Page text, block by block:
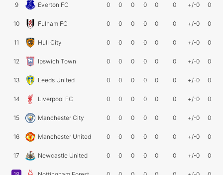
9 Everton FC 0 0 0 0 0 0 +/-0 0
10 Fulham FC 0 0 0 0 0 0 +/-0 0
11 Hull City 0 0 0 0 0 0 +/-0 0
12 Ipswich Town 0 0 0 0 0 0 +/-0 0
13 Leeds United 0 0 0 0 0 0 +/-0 0
14 Liverpool FC 0 0 0 0 0 0 +/-0 0
15 Manchester City 0 0 0 0 0 0 +/-0 0
16 Manchester United 0 0 0 0 0 0 +/-0 0
17 Newcastle United 0 0 0 0 0 0 +/-0 0